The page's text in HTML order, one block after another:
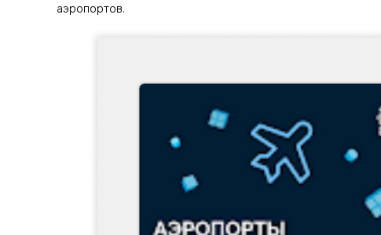
аэропортов.